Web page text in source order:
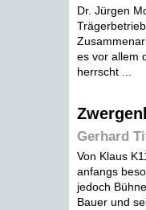
Dr. Jürgen
es vor allem
herrscht ...
Gerhard
Von Klaus
anfangs
jedoch
Bauer und